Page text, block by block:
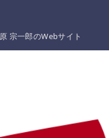
宗一郎のWebサイト